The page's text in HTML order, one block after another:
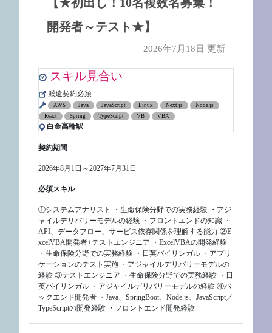
開発者～テスト★】
2026年7月18日 更新
スキル見合い
派遣契約必須
AWS Java JavaScript Linux Next.js
Node.js
React
Spring TypeScript VB VBA
白金高輪駅
契約期間
2026年8月1日～2027年7月31日
必須スキル
①システムアナリスト ・生命保険分野での実務経験 ・アジ
ャイルデリバリーモデルの経験 ・フロントエンドの知識 ・
API、データフロー、サービス依存関係を理解する能力 ②E
xcelVBA開発者+テストエンジニア ・ExcelVBAの開発経験
・生命保険分野での実務経験 ・日英バイリンガル ・アプリ
ケーションのテスト実施 ・アジャイルデリバリーモデルの
経験 ③テストエンジニア ・生命保険分野での実務経験 ・日
英バイリンガル ・アジャイルデリバリーモデルの経験 ④バ
ックエンド開発者 ・Java、SpringBoot、Node.js、JavaScript／
TypeScriptの開発経験 ・フロントエンド開発経験